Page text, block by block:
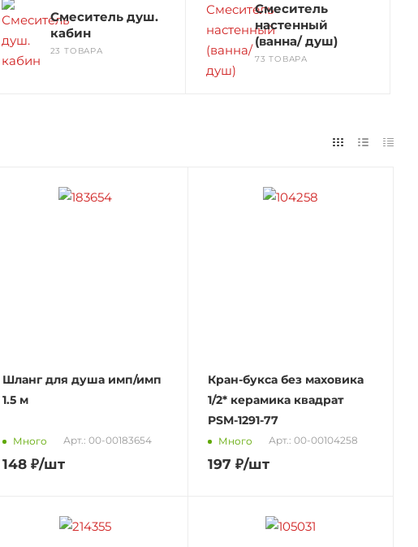
Смеситель душ.
кабин
23 ТОВАРА
Смеситель
настенный
(ванна/ душ)
73 ТОВАРА
Шланг для душа имп/имп
1.5 м
Много Арт.: 00-00183654
148 ₽/шт
Кран-букса без маховика
1/2* керамика квадрат
PSM-1291-77
Много Арт.: 00-00104258
197 ₽/шт